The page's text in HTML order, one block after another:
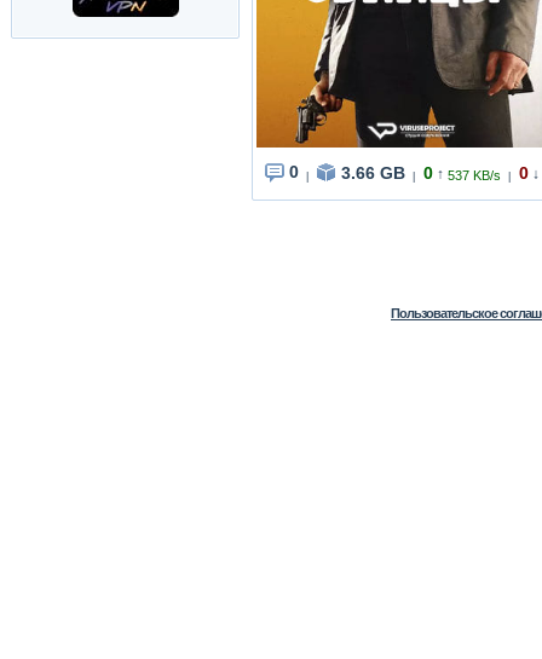
0 3.66 GB 0 ↑ 537 KB/s 0 ↓
Пользовательское